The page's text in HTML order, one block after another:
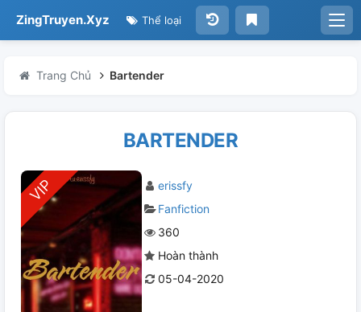
ZingTruyen.Xyz Thể loại
Trang Chủ Bartender
BARTENDER
erissfy
Fanfiction
360
Hoàn thành
05-04-2020